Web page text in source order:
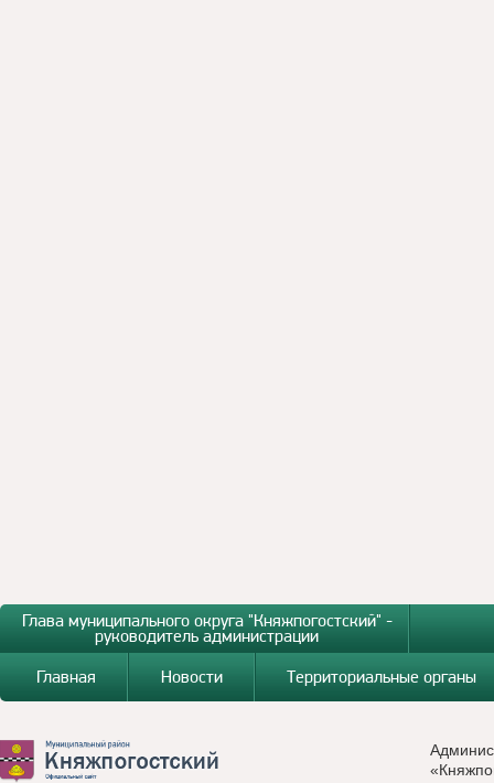
Глава муниципального округа "Княжпогостский" -
руководитель администрации
Главная
Новости Территориальные органы